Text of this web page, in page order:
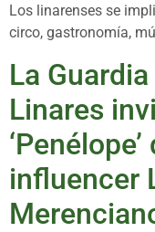
Los linarenses se
circo, gastronomía,
La
Linares
influencer